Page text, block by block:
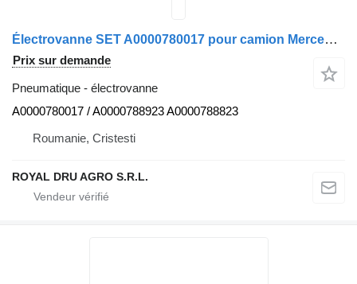
Électrovanne SET A0000780017 pour camion Mercedes-Benz
Prix sur demande
Pneumatique - électrovanne
A0000780017 / A0000788923 A0000788823
Roumanie, Cristesti
ROYAL DRU AGRO S.R.L.